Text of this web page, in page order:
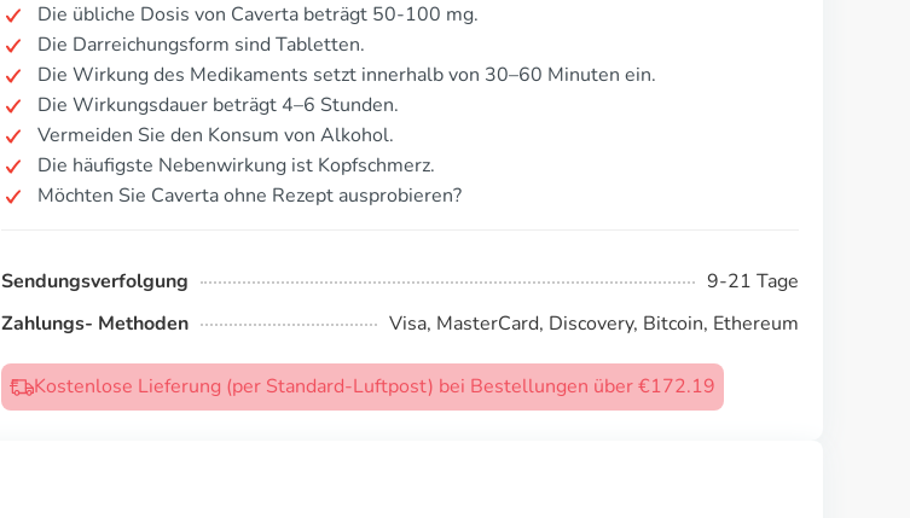
Die übliche Dosis von Caverta beträgt 50-100 mg.
Die Darreichungsform sind Tabletten.
Die Wirkung des Medikaments setzt innerhalb von 30–60 Minuten ein.
Die Wirkungsdauer beträgt 4–6 Stunden.
Vermeiden Sie den Konsum von Alkohol.
Die häufigste Nebenwirkung ist Kopfschmerz.
Möchten Sie Caverta ohne Rezept ausprobieren?
Sendungsverfolgung
9-21 Tage
Zahlungs- Methoden
Visa, MasterCard, Discovery, Bitcoin, Ethereum
Kostenlose Lieferung (per Standard-Luftpost) bei Bestellungen über €172.19